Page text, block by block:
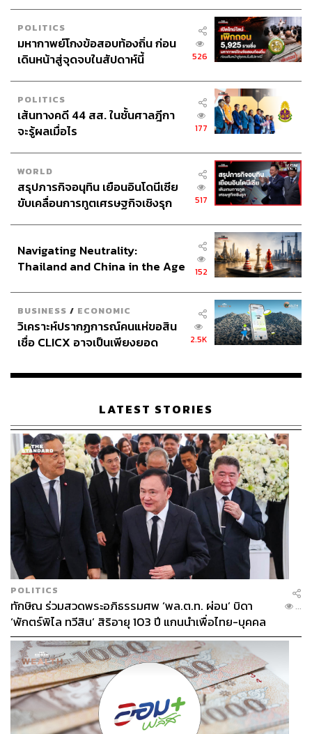
ปลายทางของโลกสองใบ
หากเราปล่อยให้โลกสองใบยังคงอยู่ต่อไป โลกสองใบจะแยก
ออกจากกันมากขึ้น เพราะไม่เกิดการเลื่อนชั้น ก็จะมีคน
จำนวนมากที่ขาดโอกาสเข้าถึงการศึกษาที่มีคุณภาพ ขาด
โอกาสพัฒนาทักษะเพื่อเข้าสู่ตลาดแรงงานทักษะสูง และถ้า
ธุรกิจขนาดเล็กเข้าไม่ถึงทรัพยากรและโอกาสในการแข่งขัน
ขณะที่ธุรกิจขนาดใหญ่แข่งอย่างไรก็ชนะ ก็จะไม่มีใครมีแรง
จูงใจที่จะคิดค้นนวัตกรรมใหม่ที่สร้างการเติบโตทาง
เศรษฐกิจในระยะยาว เมื่อเศรษฐกิจและรายได้ของคนใน
ประเทศไม่เติบโต ก็จะยิ่งมีคนหรือธุรกิจที่ประสบปัญหา
ทางการเงินและตกชั้นลงมาที่โลกใบรองมากขึ้น
ดังนั้นถ้าปล่อยให้อยู่ต่อไป โลกสองใบจะถ่วงการเติบโตทาง
เศรษฐกิจของไทยให้ชะลอลง โดย World Economic Forum
ประเมินว่าการที่ดัชนี Global Social Mobility Index ปรับแย่
มูลค่าทางเศรษฐกิจประมาณ 550 ล้านดอลลาร์สหรัฐ หรือ
ประมาณ 0.1% ของ Nominal GDP ไทย
เมื่อคนส่วนใหญ่มีคุณภาพชีวิตที่แย่ลง พวกเขาจะแก่งแย่ง
โลกสองใบของเศรษฐกิจไทยจะไม่ใช่ปัญหาทางเศรษฐกิจ แต่
จะกลายเป็น ‘ปัญหาทางสังคม’ ของประเทศไทย
การพัฒนาทางเศรษฐกิจที่ลดระยะห่างระหว่างโลกสอง
ใบ
แล้วการพัฒนาแบบใดที่เศรษฐกิจไทยต้องการ? เราต้องการ
การพัฒนาที่ทำให้เศรษฐกิจไทยเติบโตไปพร้อมกับการลด
ระยะห่างระหว่างโลกสองใบ ซึ่งจะเกิดขึ้นได้หากการเติบโต
ทางเศรษฐกิจมีคุณภาพ 3 ประการดังต่อไปนี้
คุณภาพที่ 1คนในระบบเศรษฐกิจควรมีภูมิคุ้มกันต่อ
สถานการณ์เลวร้าย ซึ่งจะเป็นพื้นฐานที่มั่นคงให้คนในโลกใบ
รองออกไปคว้าโอกาสในการเติบโต ในการสร้างภูมิคุ้มกัน
ให้กับคนจากโลกใบรอง ผู้ดำเนินนโยบายมีบทบาทเป็นกลไก
เสริมผ่านการช่วยเหลือทางสังคมและประกันทางสังคม
ควบคู่ไปกับการออกแบบกติกาในภาคการเงินเพื่อเอื้อให้เกิด
การพัฒนาตลาดประกันภัยสำหรับผู้มีรายได้น้อยและธุรกิจ
ขนาดเล็ก
POLITICS
มหากาพย์โกงข้อสอบท้องถิ่น ก่อน
เดินหน้าสู่จุดจบในสัปดาห์นี้
526
POLITICS
เส้นทางคดี 44 สส. ในชั้นศาลฎีกา
จะรู้ผลเมื่อไร
177
WORLD
สรุปภารกิจอนุทิน เยือนอินโดนีเซีย
ขับเคลื่อนการทูตเศรษฐกิจเชิงรุก
517
Navigating Neutrality:
Thailand and China in the Age
152
BUSINESS / ECONOMIC
วิเคราะห์ปรากฏการณ์คนแห่ขอสิน
เชื่อ CLICX อาจเป็นเพียงยอด
เรือนไทยที่ถูกซุกไว้
2.5K
LATEST STORIES
POLITICS
ทักษิณ ร่วมสวดพระอภิธรรมศพ ‘พล.ต.ท. ผ่อน’ บิดา
‘พักตร์พิไล ทวีสิน’ สิริอายุ 103 ปี แกนนำเพื่อไทย-บุคคล
หลากวงการร่วมอาลัย
...